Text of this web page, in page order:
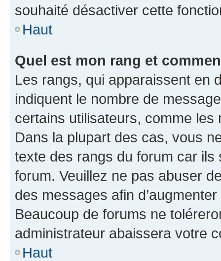
souhaité désactiver cette
Haut
Quel est mon rang et
Les rangs, qui apparaissent en
indiquent le nombre de
certains utilisateurs, comme
Dans la plupart des cas, vous
texte des rangs du forum car ils
forum. Veuillez ne pas abuser
des messages afin
Beaucoup de forums ne
administrateur abaissera votre
Haut